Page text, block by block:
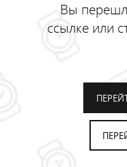
Вы
ссылке или